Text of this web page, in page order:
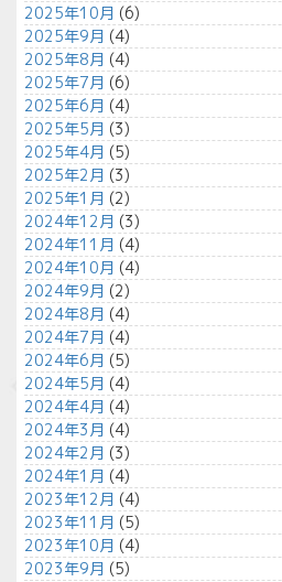
2025年10月 (6)
2025年9月 (4)
2025年8月 (4)
2025年7月 (6)
2025年6月 (4)
2025年5月 (3)
2025年4月 (5)
2025年2月 (3)
2025年1月 (2)
2024年12月 (3)
2024年11月 (4)
2024年10月 (4)
2024年9月 (2)
2024年8月 (4)
2024年7月 (4)
2024年6月 (5)
2024年5月 (4)
2024年4月 (4)
2024年3月 (4)
2024年2月 (3)
2024年1月 (4)
2023年12月 (4)
2023年11月 (5)
2023年10月 (4)
2023年9月 (5)